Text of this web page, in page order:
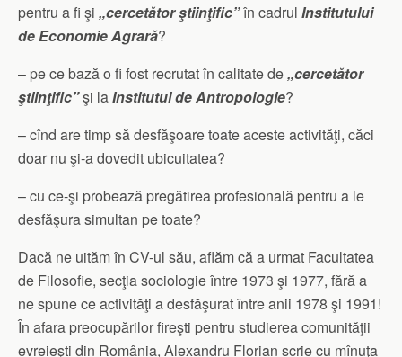
pentru a fi şi „cercetător ştiinţific”în cadrul Institutului
de Economie Agrară?
– pe ce bază o fi fost recrutat în calitate de„cercetător
ştiinţific”şi laInstitutul de Antropologie?
– cînd are timp să desfăşoare toate aceste activităţi, căci
doar nu şi-a dovedit ubicuitatea?
– cu ce-şi probează pregătirea profesională pentru a le
desfăşura simultan pe toate?
Dacă ne uităm în CV-ul său, aflăm că a urmat Facultatea
de Filosofie, secţia sociologie între 1973 şi 1977, fără a
ne spune ce activităţi a desfăşurat între anii 1978 şi 1991!
În afara preocupărilor fireşti pentru studierea comunităţii
evreieşti din România, Alexandru Florian scrie cu mînuţa